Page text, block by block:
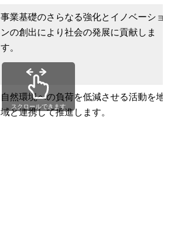
事業基礎のさらなる強化とイノベーショ
ンの創出により社会の発展に貢献しま
す。
自然環境への負荷を低減させる活動を地
域と連携して推進します。
スクロールできます